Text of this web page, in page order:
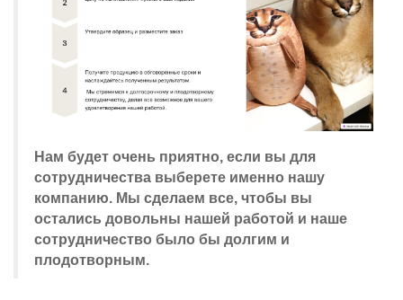
Нам будет очень приятно, если вы для
сотрудничества выберете именно нашу
компанию. Мы сделаем все, чтобы вы
остались довольны нашей работой и наше
сотрудничество было бы долгим и
плодотворным.